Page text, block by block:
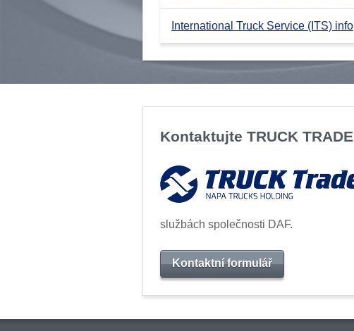
International Truck Service (ITS) info
Kontaktujte TRUCK TRADE
službách společnosti DAF.
Kontaktní formulář